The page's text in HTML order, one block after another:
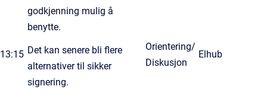
13:15
godkjenning mulig å
benytte.
Det kan senere bli flere
alternativer til sikker
signering.
Orientering/
Diskusjon
Elhub